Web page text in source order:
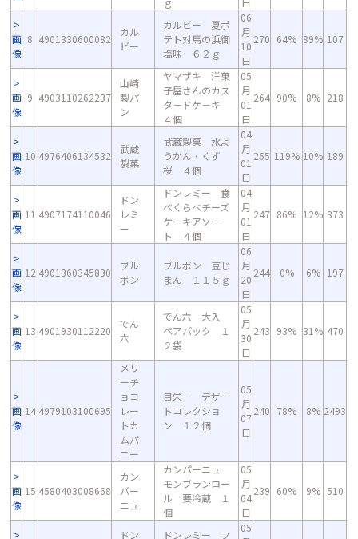
画
像
8 4901330600082
カル
ビー
カルビー 夏ポ
テト対馬の浜御
塩味 ６２ｇ
06
月
10
日
270 64% 89% 107
画
像
9 4903110262237
山崎
製パ
ン
ヤマザキ 洋菓
子屋さんのカス
タ－ドケ－キ
４個
05
月
01
日
264 90% 8% 218
画
像
10 4976406134532
武蔵
製菓
武蔵製菓 水よ
うかん・くず
桜 ４個
04
月
01
日
255 119% 10% 189
画
像
11 4907174110046
ドン
レミ
ー
ドンレミー 食
べくらべチーズ
ケーキアソー
ト ４個
04
月
01
日
247 86% 12% 373
画
像
12 4901360345830
ブル
ボン
ブルボン 豆じ
まん １１５ｇ
06
月
20
日
244 0% 6% 197
画
像
13 4901930112220
でん
六
でん六 大入
ペアパック １
２袋
05
月
30
日
243 93% 31% 470
画
像
14 4979103100695
メリ
ーチ
ョコ
レー
トカ
ムパ
ニー
目栄― デザー
トコレクショ
ン １２個
05
月
07
日
240 78% 8% 2493
画
像
15 4580403008668
カン
パー
ニュ
カンパーニュ
モンブランロー
ル 要冷蔵 １
個
05
月
04
日
239 60% 9% 510
ドン
ドンレミー フ
05